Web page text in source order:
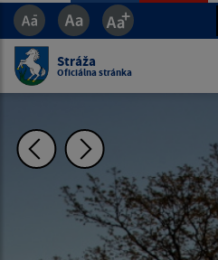
Stráža
Oficiálna stránka